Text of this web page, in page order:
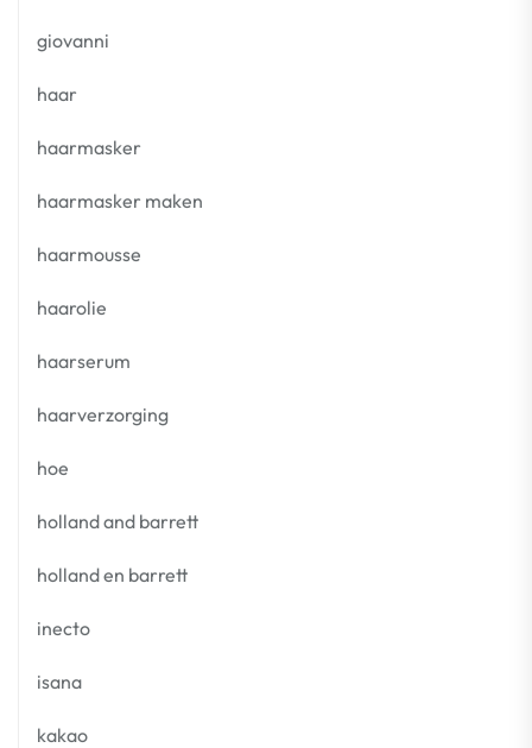
giovanni
haar
haarmasker
haarmasker maken
haarmousse
haarolie
haarserum
haarverzorging
hoe
holland and barrett
holland en barrett
inecto
isana
kakao